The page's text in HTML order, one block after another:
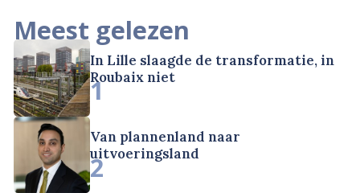
Meest gelezen
In Lille slaagde de transformatie, in
Roubaix niet
1
Van plannenland naar
uitvoeringsland
2